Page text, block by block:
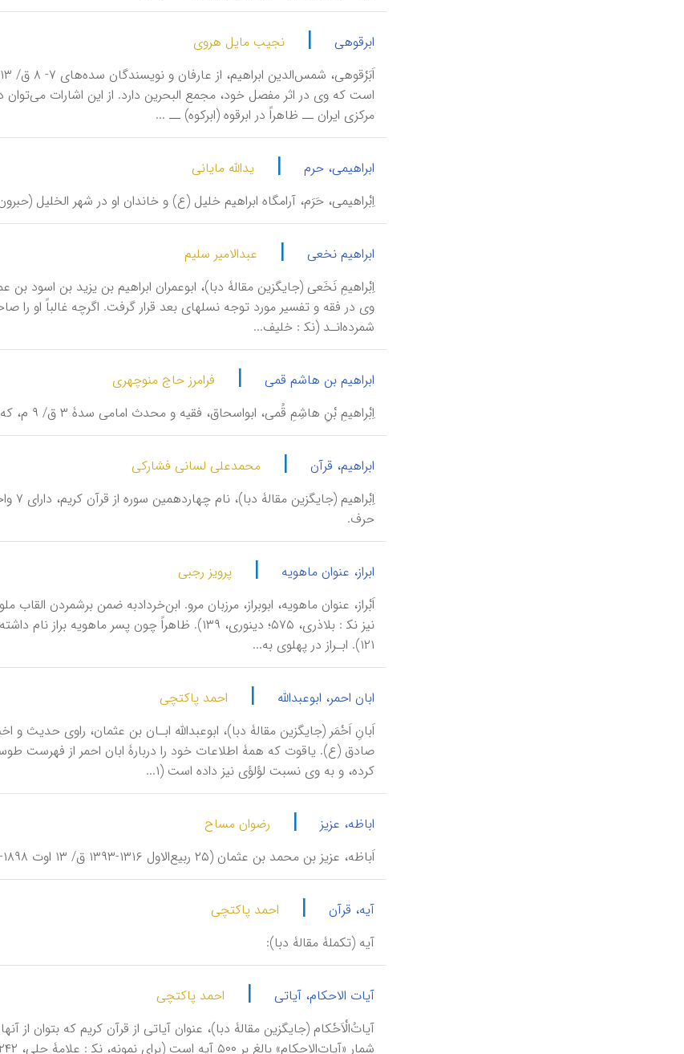
ابرقوهی |
نجیب مایل هروی
مرکزی ایران ــ ظاهراً در ابرقوه (ابرکوه) ــ ...
ابراهیمی، حرم |
یدالله مایانی
اِبْراهیمی، حَرَم، آرامگاه ابراهیم خلیل (ع) و خاندان او در شهر الخلیل
ابراهیم نخعی |
عبدالامیر سلیم
وی در فقه و تفسیر مورد توجه نسلهای بعد قرار گرفت. اگر‌چه غالباً او را
شمرده‌انـد (نک‍ : خلیف...
ابراهیم بن هاشم قمی |
فرامرز حاج منوچهری
اِبْراهیمِ بْنِ هاشِمِ قُمی، ابواسحاق، فقیه و محدث امامی سدۀ ۳ ق/ ۹ م، که اصلی‌ترین مروج منابع روایی کوفه در قم به شمار می‌آید.
ابراهیم، قرآن |
محمدعلی لسانی فشارکی
حرف.
ابراز، عنوان ماهویه |
پرویز رجبی
۱۲۱). ابـراز در پهلوی به...
ابان احمر، ابوعبدالله |
احمد پاکتچی
صادق (ع). یاقوت که همۀ اطلاعات خود را دربارۀ ابان احمر از فهرست‌
کرده، و به‌ وی نسبت لؤلؤی نیز داده است (۱...
اباظه، عزیز |
رضوان مساح
اَباظه، عزیز بن محمد بن عثمان (۲۵ ربیع‌الاول ۱۳۱۶-۱۳۹۳ ق/ ۱۳ اوت ۱۸۹۸-۱۹۷۳ م)، نمایشنامه‌نویس، شاعر، ادیب و حقوق‌دان مصری.
آیه، قرآن |
احمد پاکتچی
آيه (تکملۀ مقالۀ دبا):
آیات الاحکام، آیاتی |
احمد پاکتچی
آیاتُ‌الْاَحْکام (جایگزین مقالۀ دبا)، عنوان آیاتی از قرآن کریم که بتوان